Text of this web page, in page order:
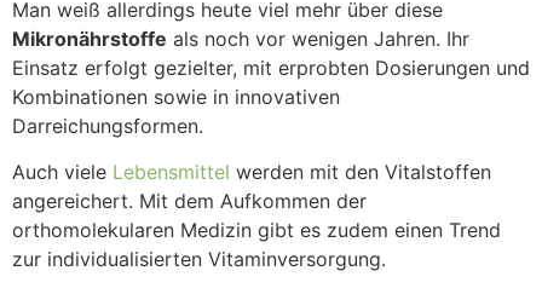
Man weiß allerdings heute viel mehr über diese
Mikronährstoffe als noch vor wenigen Jahren. Ihr
Einsatz erfolgt gezielter, mit erprobten Dosierungen und
Kombinationen sowie in innovativen
Darreichungsformen.
Auch viele Lebensmittel werden mit den Vitalstoffen
angereichert. Mit dem Aufkommen der
orthomolekularen Medizin gibt es zudem einen Trend
zur individualisierten Vitaminversorgung.